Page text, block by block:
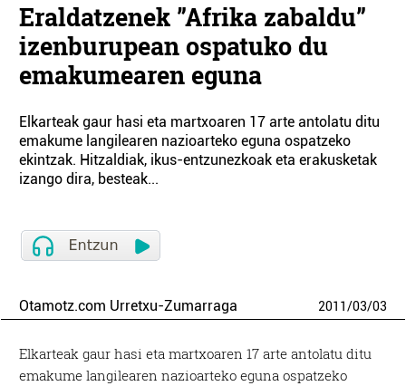
Eraldatzenek ”Afrika zabaldu”
izenburupean ospatuko du
emakumearen eguna
Elkarteak gaur hasi eta martxoaren 17 arte antolatu ditu
emakume langilearen nazioarteko eguna ospatzeko
ekintzak. Hitzaldiak, ikus-entzunezkoak eta erakusketak
izango dira, besteak...
Otamotz.com Urretxu-Zumarraga 2011/03/03
Elkarteak gaur hasi eta martxoaren 17 arte antolatu ditu
emakume langilearen nazioarteko eguna ospatzeko